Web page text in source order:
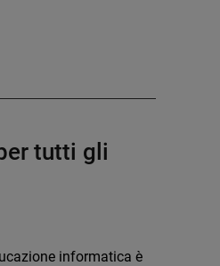
tutti gli
informatica è